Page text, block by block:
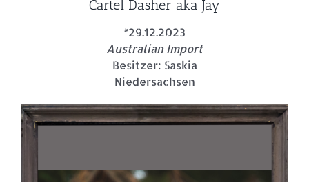
Cartel Dasher aka Jay
*29.12.2023
Australian Import
Besitzer: Saskia
Niedersachsen